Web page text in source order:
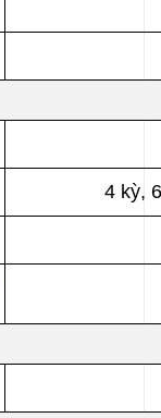
4 kỳ,